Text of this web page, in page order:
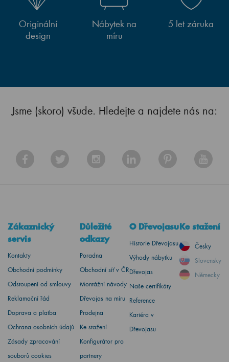
Originální
design
Nábytek na
míru
5 let záruka
Jsme (skoro) všude. Hledejte a najdete nás na:
Zákaznický
servis
Kontakty
Obchodní podmínky
Odstoupení od smlouvy
Reklamační řád
Doprava a platba
Ochrana osobních údajů
Zásady zpracování
souborů cookies
Důležité
odkazy
Poradna
Obchodní síť v ČR
Montážní návody
Dřevojas na míru
Prodejna
Ke stažení
Konfigurátor pro
partnery
O Dřevojasu
Historie Dřevojasu
Výhody nábytku
Dřevojas
Naše certifikáty
Reference
Kariéra v
Dřevojasu
Ke stažení
Česky
Slovensky
Německy